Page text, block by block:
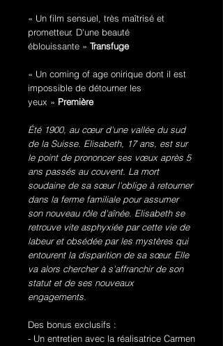
« Un film sensuel, très maîtrisé et
prometteur. D'une beauté
éblouissante » Transfuge
« Un coming of age onirique dont il est
impossible de détourner les
yeux » Première
Été 1900, au cœur d'une vallée du sud
de la Suisse. Elisabeth, 17 ans, est sur
le point de prononcer ses vœux après 5
ans passés au couvent. La mort
soudaine de sa sœur l'oblige à retourner
dans la ferme familiale pour assumer
son nouveau rôle d'aînée. Elisabeth se
retrouve vite asphyxiée par cette vie de
labeur et obsédée par les mystères qui
entourent la disparition de sa sœur. Elle
va alors chercher à s'affranchir de son
statut et de ses nouveaux
engagements.
Des bonus exclusifs :
- Un entretien avec la réalisatrice Carmen